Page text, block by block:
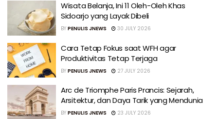
Wisata Belanja, Ini 11 Oleh-Oleh Khas
Sidoarjo yang Layak Dibeli
BY PENULIS JNEWS 30 JULY 2026
Cara Tetap Fokus saat WFH agar
Produktivitas Tetap Terjaga
BY PENULIS JNEWS 27 JULY 2026
Arc de Triomphe Paris Prancis: Sejarah,
Arsitektur, dan Daya Tarik yang Mendunia
BY PENULIS JNEWS 23 JULY 2026